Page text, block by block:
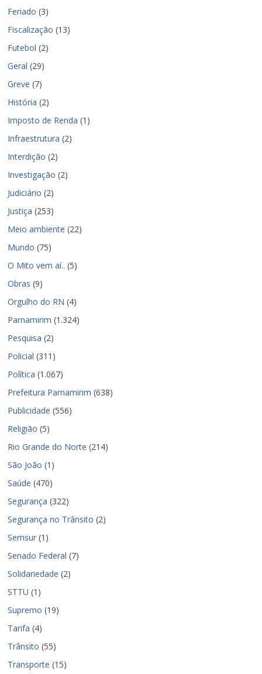
Feriado (3)
Fiscalização (13)
Futebol (2)
Geral (29)
Greve (7)
História (2)
Imposto de Renda (1)
Infraestrutura (2)
Interdição (2)
Investigação (2)
Judiciário (2)
Justiça (253)
Meio ambiente (22)
Mundo (75)
O Mito vem aí.. (5)
Obras (9)
Orgulho do RN (4)
Parnamirim (1.324)
Pesquisa (2)
Policial (311)
Política (1.067)
Prefeitura Parnamirim (638)
Publicidade (556)
Religião (5)
Rio Grande do Norte (214)
São João (1)
Saúde (470)
Segurança (322)
Segurança no Trânsito (2)
Semsur (1)
Senado Federal (7)
Solidariedade (2)
STTU (1)
Supremo (19)
Tarifa (4)
Trânsito (55)
Transporte (15)